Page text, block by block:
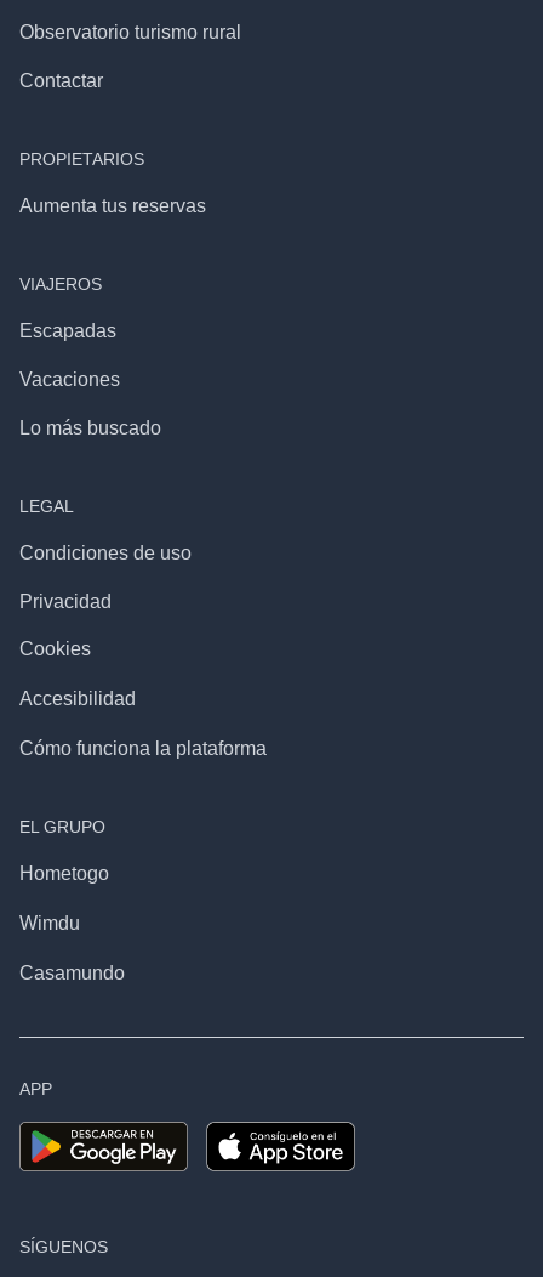
Observatorio turismo rural
Contactar
PROPIETARIOS
Aumenta tus reservas
VIAJEROS
Escapadas
Vacaciones
Lo más buscado
LEGAL
Condiciones de uso
Privacidad
Cookies
Accesibilidad
Cómo funciona la plataforma
EL GRUPO
Hometogo
Wimdu
Casamundo
APP
SÍGUENOS